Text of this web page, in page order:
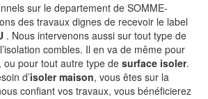
sur le departement de SOMME-
des travaux dignes de recevoir le label
. Nous intervenons aussi sur tout type de
combles. Il en va de même pour
, ou pour tout autre type de surface isoler.
d’isoler maison, vous êtes sur la
confiant vos travaux, vous bénéficierez